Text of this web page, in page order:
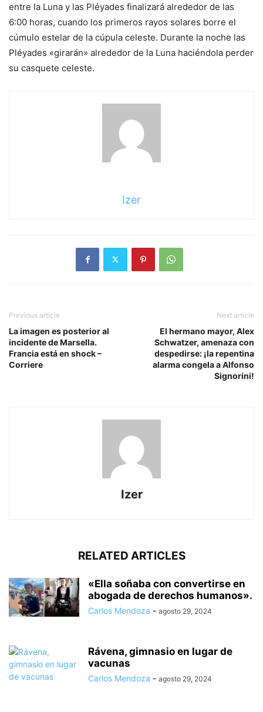
entre la Luna y las Pléyades finalizará alrededor de las
6:00 horas, cuando los primeros rayos solares borre el
cúmulo estelar de la cúpula celeste. Durante la noche las
Pléyades «girarán» alrededor de la Luna haciéndola perder
su casquete celeste.
Izer
Previous article
La imagen es posterior al
incidente de Marsella.
Francia está en shock –
Corriere
Next article
El hermano mayor, Alex
Schwatzer, amenaza con
despedirse: ¡la repentina
alarma congela a Alfonso
Signorini!
Izer
RELATED ARTICLES
«Ella soñaba con convertirse en
abogada de derechos humanos».
Carlos Mendoza - agosto 29, 2024
Rávena, gimnasio en lugar de
vacunas
Carlos Mendoza - agosto 29, 2024